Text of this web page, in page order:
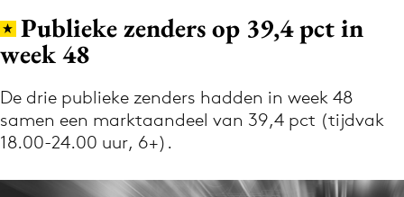
Volg het laatste nieuws via de Adformatie
Nieuws app
Publieke zenders op 39,4 pct in
week 48
De drie publieke zenders hadden in week 48
samen een marktaandeel van 39,4 pct (tijdvak
18.00-24.00 uur, 6+).